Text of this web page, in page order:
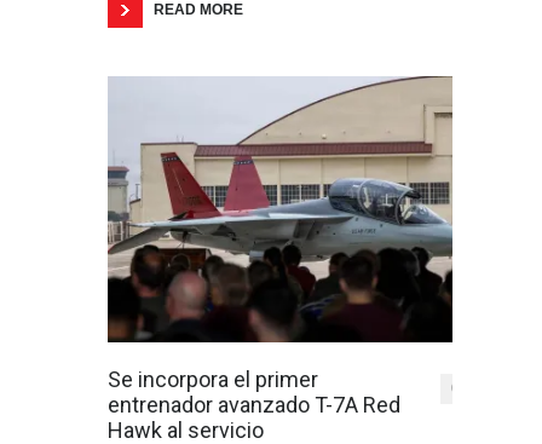
READ MORE
Se incorpora el primer
entrenador avanzado T-7A Red
Hawk al servicio
0